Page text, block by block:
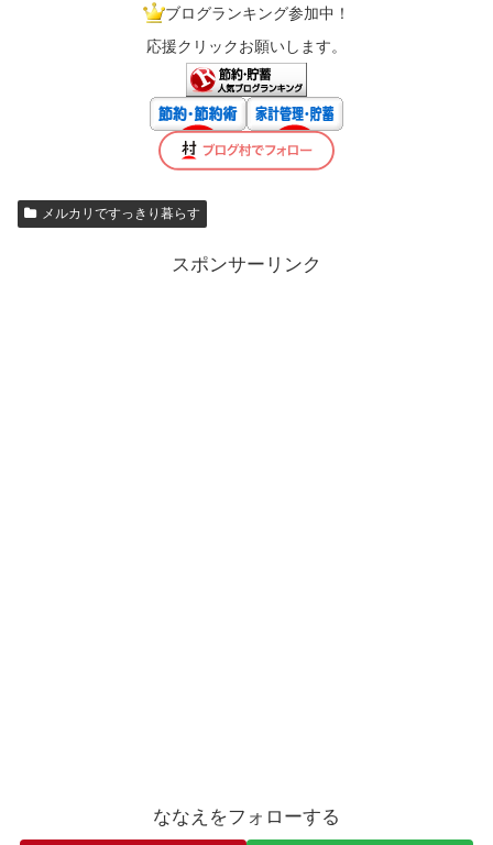
ブログランキング参加中！
応援クリックお願いします。
メルカリですっきり暮らす
スポンサーリンク
ななえをフォローする